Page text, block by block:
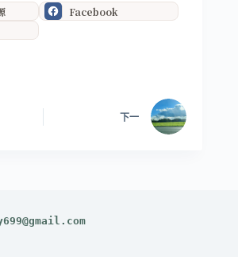
Facebook
下一